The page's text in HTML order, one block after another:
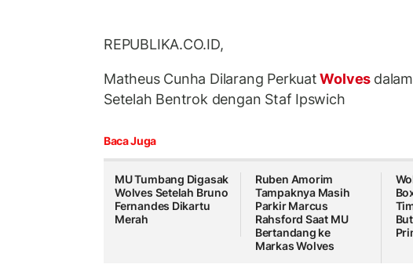
REPUBLIKA.CO.ID,
Matheus Cunha Dilarang PerkuatWolves
Setelah Bentrok dengan Staf Ipswich
Baca Juga
MU Tumbang Digasak
Wolves Setelah Bruno
Fernandes Dikartu
Merah
Ruben Amorim
Tampaknya Masih
Parkir Marcus
Rahsford Saat MU
Bertandang ke
Markas Wolves